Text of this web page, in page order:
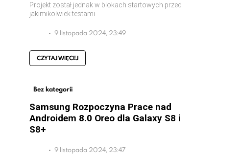
Projekt został jednak w blokach startowych przed
jakimikolwiek testami
9 listopada 2024, 23:49
CZYTAJ WIĘCEJ
Bez kategorii
Samsung Rozpoczyna Prace nad
Androidem 8.0 Oreo dla Galaxy S8 i
S8+
9 listopada 2024, 23:47